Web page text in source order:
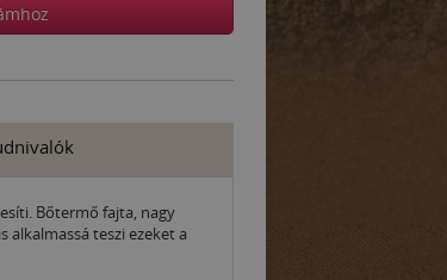
Bőtermő fajta, nagy
teszi ezeket a